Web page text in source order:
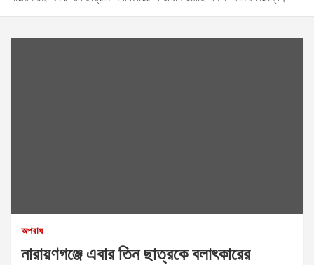
অপরাধ
নারায়ণগঞ্জে এবার তিন ছাত্রকে বলাৎকারের